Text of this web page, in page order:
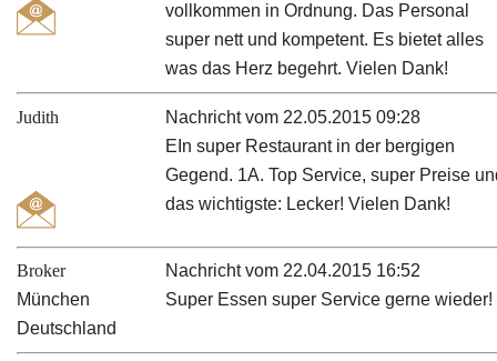
vollkommen in Ordnung. Das Personal
super nett und kompetent. Es bietet alles
was das Herz begehrt. Vielen Dank!
Judith
Nachricht vom 22.05.2015 09:28
EIn super Restaurant in der bergigen
Gegend. 1A. Top Service, super Preise
das wichtigste: Lecker! Vielen Dank!
Broker
München
Deutschland
Nachricht vom 22.04.2015 16:52
Super Essen super Service gerne wieder!